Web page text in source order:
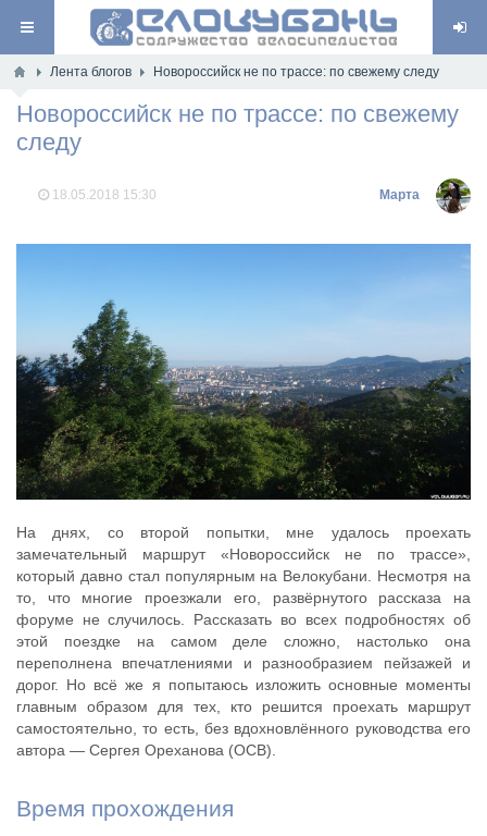
Лента блогов Новороссийск не по трассе: по свежему следу
Новороссийск не по трассе: по свежему
следу
18.05.2018 15:30 Марта
На днях, со второй попытки, мне удалось проехать
замечательный маршрут «Новороссийск не по трассе»,
который давно стал популярным на Велокубани. Несмотря на
то, что многие проезжали его, развёрнутого рассказа на
форуме не случилось. Рассказать во всех подробностях об
этой поездке на самом деле сложно, настолько она
переполнена впечатлениями и разнообразием пейзажей и
дорог. Но всё же я попытаюсь изложить основные моменты
главным образом для тех, кто решится проехать маршрут
самостоятельно, то есть, без вдохновлённого руководства его
автора — Сергея Ореханова (ОСВ).
Время прохождения